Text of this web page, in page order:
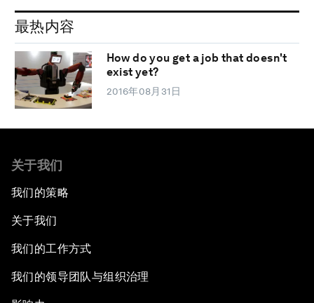
最热内容
How do you get a job that doesn't
exist yet?
2016年08月31日
关于我们
我们的策略
关于我们
我们的工作方式
我们的领导团队与组织治理